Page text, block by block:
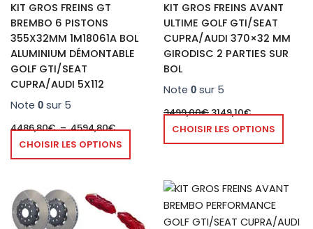
KIT GROS FREINS GT
BREMBO 6 PISTONS
355X32MM 1M18061A BOL
ALUMINIUM DÉMONTABLE
GOLF GTI/SEAT
CUPRA/AUDI 5X112
Note 0 sur 5
4486,80€–4594,80€
CHOISIR LES OPTIONS
choisies
la
page
produit
KIT GROS FREINS AVANT
ULTIME GOLF GTI/SEAT
CUPRA/AUDI 370×32 MM
GIRODISC 2 PARTIES SUR
BOL
Note 0 sur 5
3499,00€3149,10€
CHOISIR LES OPTIONS
la
page
produit
a
Plage
prix :
2518,80€
Ce
a